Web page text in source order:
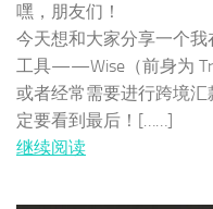
嘿，朋友们！
今天想和大家分享一个
工具——Wise（前身为
或者经常需要进行跨境
定要看到最后！[……]
继续阅读